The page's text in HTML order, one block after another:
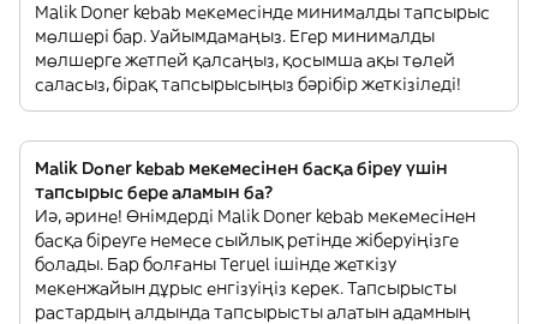
Malik Doner kebab мекемесінде минималды тапсырыс
мөлшері бар. Уайымдамаңыз. Егер минималды
мөлшерге жетпей қалсаңыз, қосымша ақы төлей
саласыз, бірақ тапсырысыңыз бәрібір жеткізіледі!
Malik Doner kebab мекемесінен басқа біреу үшін
тапсырыс бере аламын ба?
Иә, әрине! Өнімдерді Malik Doner kebab мекемесінен
басқа біреуге немесе сыйлық ретінде жіберуіңізге
болады. Бар болғаны Teruel ішінде жеткізу
мекенжайын дұрыс енгізуіңіз керек. Тапсырысты
растардың алдында тапсырысты алатын адамның